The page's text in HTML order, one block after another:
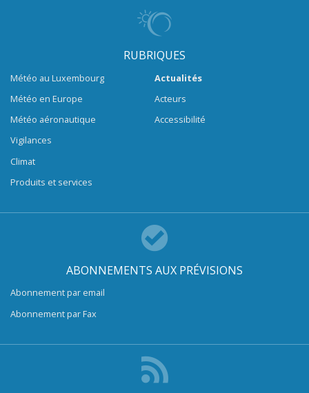
RUBRIQUES
Météo au Luxembourg
Météo en Europe
Météo aéronautique
Vigilances
Climat
Produits et services
Actualités
Acteurs
Accessibilité
ABONNEMENTS AUX PRÉVISIONS
Abonnement par email
Abonnement par Fax